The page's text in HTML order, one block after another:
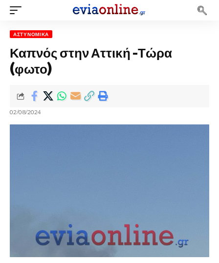
ΑΣΤΥΝΟΜΙΚΆ
Καπνός στην Αττική -Τώρα
(φωτο)
02/08/2024